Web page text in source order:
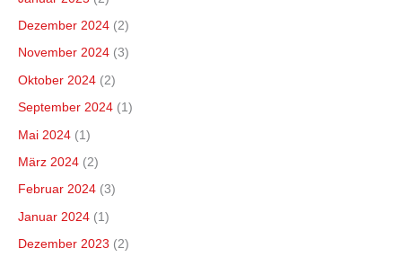
Dezember 2024 (2)
November 2024 (3)
Oktober 2024 (2)
September 2024 (1)
Mai 2024 (1)
März 2024 (2)
Februar 2024 (3)
Januar 2024 (1)
Dezember 2023 (2)